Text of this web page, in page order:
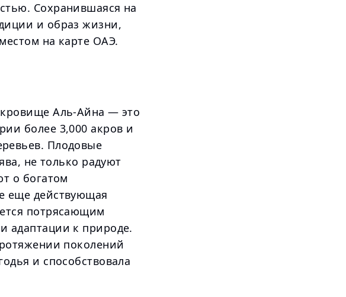
Сохранившаяся на
и образ жизни,
на карте ОАЭ.
Аль-Айна — это
более 3,000 акров и
Плодовые
не только радуют
о богатом
еще действующая
потрясающим
адаптации к природе.
поколений
и способствовала